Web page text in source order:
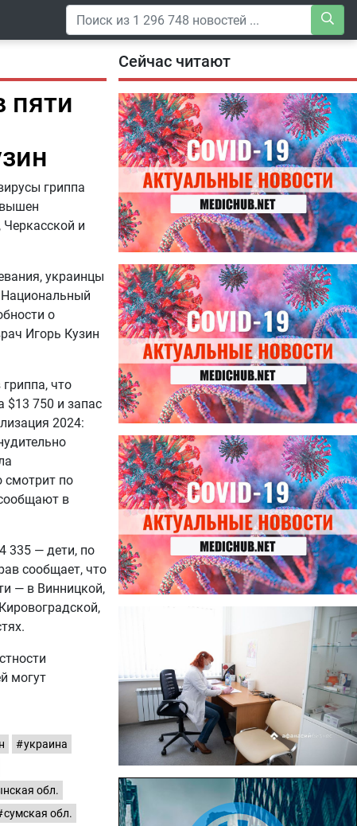
пяти
гриппа
и
украинцы
Национальный
о
Игорь Кузин
что
$13 750 и запас
2024:
смотрит по
в
335 — дети, по
сообщает, что
— в Винницкой,
могут
украина
обл.
сумская обл.
Сейчас читают
04.08.2026
Специалисты дали советы, как
правильно пить витамины
27.07.2026
Лучше фасоли: диетолог
названа 8 продуктов,
содержащих много клетчатки
угрозы: что нужно знать о
летних инфекциях
22.07.2026
Больница в Спирово работает
без рентгеновского кабинета